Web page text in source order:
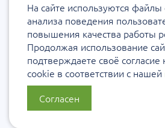
На сайте используются
анализа поведения
повышения качества работы
Продолжая использование
подтверждаете своё
cookie в соответствии с нашей
Согласен